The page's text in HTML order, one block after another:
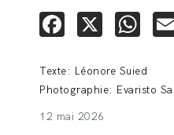
Facebook
X
Texte: Léonore Suied
Photographie: Evaristo Sa
12 mai 2026